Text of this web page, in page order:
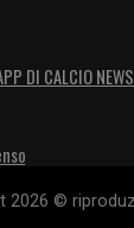
DI CALCIO
2026 ©